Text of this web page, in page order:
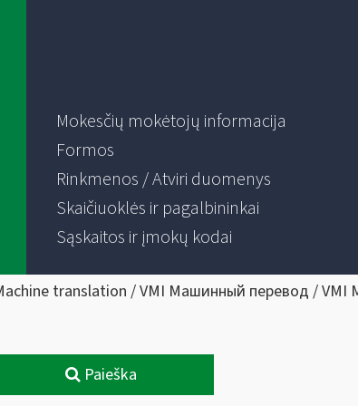
Mokesčių mokėtojų informacija
Formos
Rinkmenos / Atviri duomenys
Skaičiuoklės ir pagalbininkai
Sąskaitos ir įmokų kodai
translation / VMI Машинный перевод / VMI
Paieška